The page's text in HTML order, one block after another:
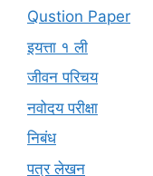
Qustion Paper
इयत्ता १ ली
जीवन परिचय
नवोदय परीक्षा
निबंध
पत्र लेखन